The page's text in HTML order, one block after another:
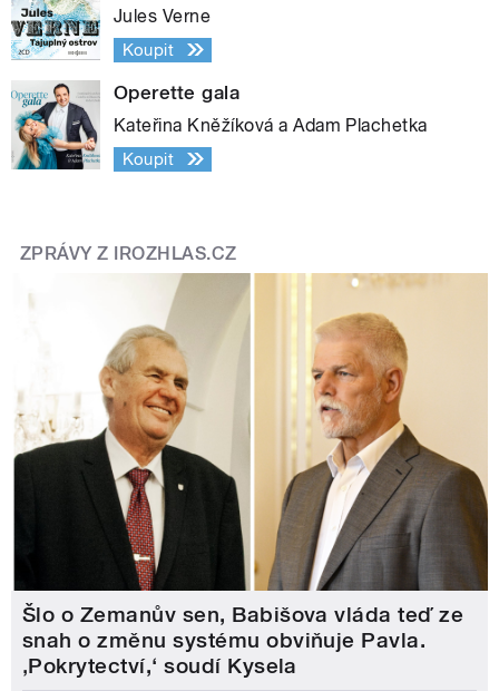
Jules Verne
Koupit
Operette gala
Kateřina Kněžíková a Adam Plachetka
Koupit
ZPRÁVY Z IROZHLAS.CZ
Šlo o Zemanův sen, Babišova vláda teď ze
snah o změnu systému obviňuje Pavla.
‚Pokrytectví,‘ soudí Kysela